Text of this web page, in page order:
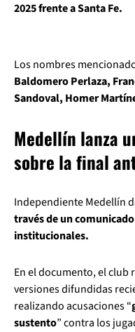
2025 frente a Santa Fe.
Los nombres
Baldomero Perlaza,
Sandoval, Homer
Medellín lanza
sobre la final
Independiente Medellín
través de un
institucionales.
En el documento, el club
versiones difundidas
realizando acusaciones “
sustento” contra los